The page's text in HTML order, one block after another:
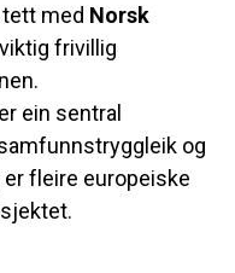
med Norsk
frivillig
er ein sentral
og
fleire europeiske